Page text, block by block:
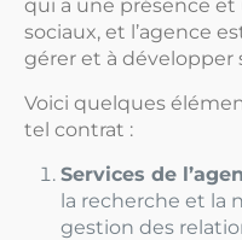
qui a une présence
sociaux, et l’agence
gérer et à développer
Voici quelques
tel contrat :
Services de
la recherche et la
gestion des